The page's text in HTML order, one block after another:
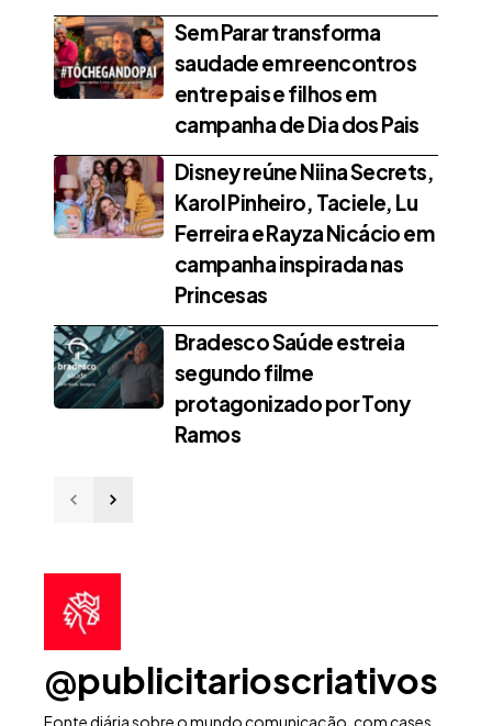
Sem Parar transforma
saudade em reencontros
entre pais e filhos em
campanha de Dia dos Pais
Disney reúne Niina Secrets,
Karol Pinheiro, Taciele, Lu
Ferreira e Rayza Nicácio em
campanha inspirada nas
Princesas
Bradesco Saúde estreia
segundo filme
protagonizado por Tony
Ramos
@publicitarioscriativos
Fonte diária sobre o mundo comunicação, com cases,